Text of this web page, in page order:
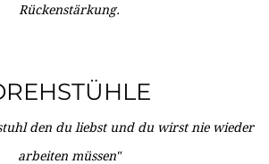
Rückenstärkung.
den du liebst und du wirst nie wieder
arbeiten müssen"